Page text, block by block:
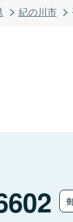
紀の川市